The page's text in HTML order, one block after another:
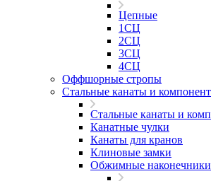
Цепные
1СЦ
2СЦ
3СЦ
4СЦ
Оффшорные стропы
Стальные канаты и
Стальные канаты и
Канатные чулки
Канаты для кранов
Клиновые замки
Обжимные наконечники